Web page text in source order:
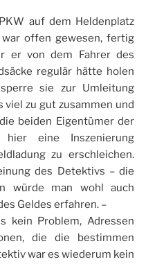
auf dem Heldenplatz
offen gewesen, fertig
er von dem Fahrer des
regulär hätte holen
sie zur Umleitung
viel zu gut zusammen und
beiden Eigentümer der
eine Inszenierung
zu erschleichen.
des Detektivs – die
würde man wohl auch
Geldes erfahren. –
kein Problem, Adressen
die die bestimmen
war es wiederum kein